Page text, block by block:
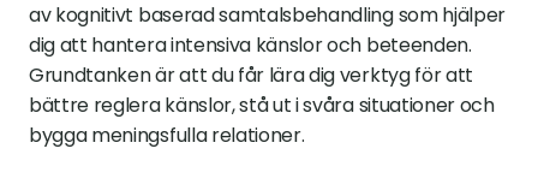
av kognitivt baserad samtalsbehandling som hjälper
dig att hantera intensiva känslor och beteenden.
Grundtanken är att du får lära dig verktyg för att
bättre reglera känslor, stå ut i svåra situationer och
bygga meningsfulla relationer.